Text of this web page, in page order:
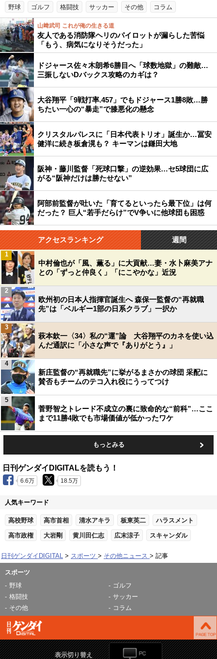
野球 ゴルフ 格闘技 サッカー その他 コラム
山﨑武司 これが俺の生きる道
友人である消防隊ヘリのパイロットが漏らした苦悩
「もう、病気になりそうだった」
ドジャース佐々木朗希6勝目へ「球数地獄」の難敵…
三振しないDバックス攻略のカギは？
大谷翔平「9戦打率.457」でもドジャース1勝8敗…勝
ちたい一心の“暴走”で膝悪化の懸念
クリスタルパレスに「日本代表トリオ」誕生か…冨安
健洋に続き板倉滉も？ キーマンは鎌田大地
阪神・藤川監督「死球口撃」の逆効果…セ5球団に広
がる“阪神だけは勝たせない”
阿部前監督が吐いた「育てるといったら最下位」は何
だった？ 巨人“若手だらけ”でV争いに他球団も困惑
アクセスランキング 週間
中村倫也が「風、薫る」に大貢献…妻・水卜麻美アナ
との「ずっと仲良く」「にこやかな」近況
1
欧州初の日本人指揮官誕生へ 森保一監督の“再就職
先”は「ベルギー1部の日系クラブ」一択か
2
萩本欽一〈34〉私の“運”論 大谷翔平のカネを使い込
んだ通訳に「小さな声で『ありがとう』」
3
新庄監督の“再就職先”に挙がるまさかの球団 采配に
賛否もチームのテコ入れ役にうってつけ
4
菅野智之トレード不成立の裏に致命的な“前科”…ここ
まで11勝4敗でも市場価値が低かったワケ
5
もっとみる
日刊ゲンダイDIGITALを読もう！
6.6万 18.5万
人気キーワード
高校野球 高市首相 清水アキラ 板東英二 ハラスメント
高市政権 大岩剛 黄川田仁志 広末涼子 スキャンダル
日刊ゲンダイDIGITAL スポーツ その他ニュース 記事
スポーツ
野球
ゴルフ
格闘技
サッカー
その他
コラム
表示切り替え